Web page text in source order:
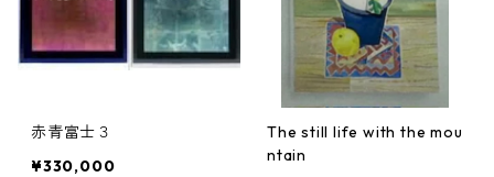
赤青富士３
¥330,000
The still life with the mou
ntain